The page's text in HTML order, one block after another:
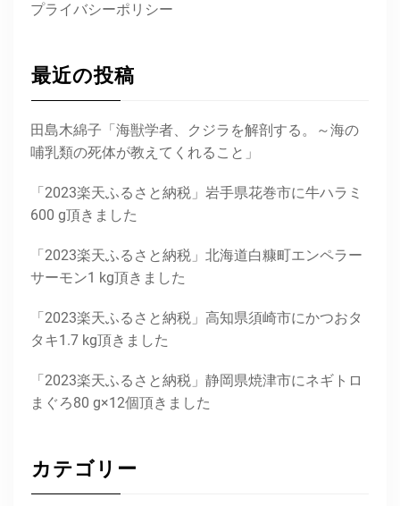
プライバシーポリシー
最近の投稿
田島木綿子「海獣学者、クジラを解剖する。～海の
哺乳類の死体が教えてくれること」
「2023楽天ふるさと納税」岩手県花巻市に牛ハラミ
600 g頂きました
「2023楽天ふるさと納税」北海道白糠町エンペラー
サーモン1 kg頂きました
「2023楽天ふるさと納税」高知県須崎市にかつおタ
タキ1.7 kg頂きました
「2023楽天ふるさと納税」静岡県焼津市にネギトロ
まぐろ80 g×12個頂きました
カテゴリー